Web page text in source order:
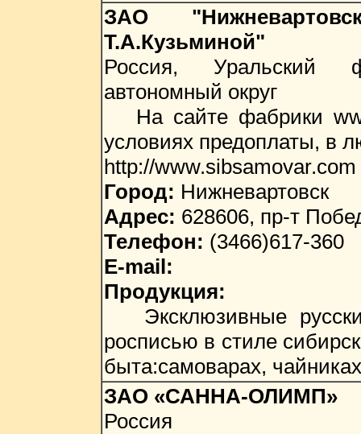
ЗАО
Т.А.Кузьминой"
Россия, Уральский
автономный округ
На сайте фабрики
условиях предоплаты, в
http://www.sibsamovar.com
Город: Нижневартовск
Адрес: 628606, пр-т
Телефон: (3466)617-360
E-mail:
Продукция:
Эксклюзивные
росписью в стиле
быта:самоварах,
ЗАО «САННА-ОЛИМП»
Россия